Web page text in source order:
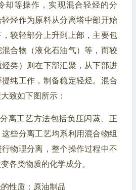
却等操作，实现混合轻烃的分
烃作为原料从分离塔中部开始
较轻部分上升到上部，主要包
合物（液化石油气）等，而较
类）则在下部汇聚，从下部进
纯工作，制备稳定轻烃。混合
致如下图所示：
工艺方法包括负压闪蒸、正
些分离工艺均系利用混合物组
物理分离，整个操作过程中不
各类物质的化学成分。
的性质：原油制品